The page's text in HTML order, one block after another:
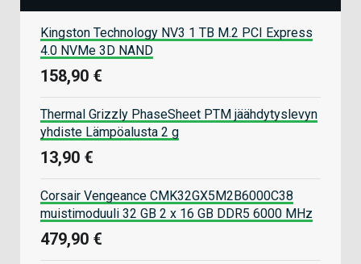
Kingston Technology NV3 1 TB M.2 PCI Express
4.0 NVMe 3D NAND
158,90 €
Thermal Grizzly PhaseSheet PTM jäähdytyslevyn
yhdiste Lämpöalusta 2 g
13,90 €
Corsair Vengeance CMK32GX5M2B6000C38
muistimoduuli 32 GB 2 x 16 GB DDR5 6000 MHz
479,90 €